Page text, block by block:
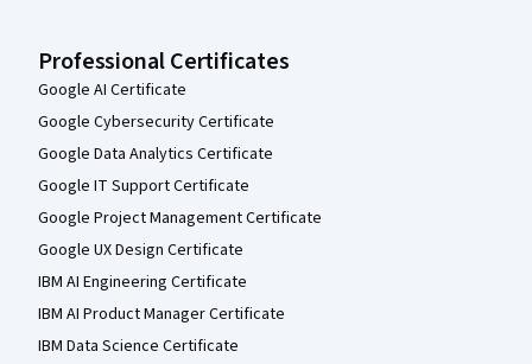
Professional Certificates
Google AI Certificate
Google Cybersecurity Certificate
Google Data Analytics Certificate
Google IT Support Certificate
Google Project Management Certificate
Google UX Design Certificate
IBM AI Engineering Certificate
IBM AI Product Manager Certificate
IBM Data Science Certificate